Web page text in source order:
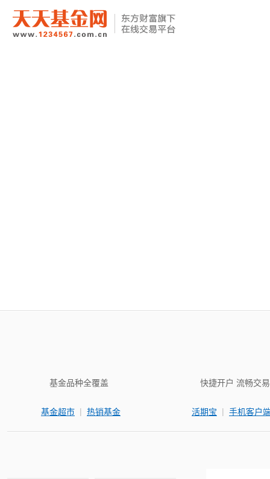
基金品种全覆盖
基金超市 | 热销基金
快捷开户 流畅交易
活期宝 | 手机客户